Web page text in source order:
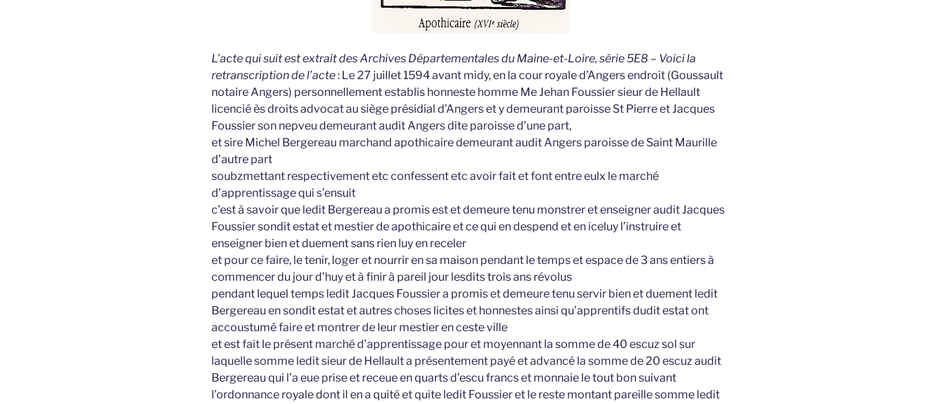
L’acte qui suit est extrait des Archives Départementales du Maine-et-Loire, série 5E8 – Voici la
retranscription de l’acte: Le 27 juillet 1594 avant midy, en la cour royale d’Angers endroit (Goussault
notaire Angers) personnellement establis honneste homme Me Jehan Foussier sieur de Hellault
licencié ès droits advocat au siège présidial d’Angers et y demeurant paroisse St Pierre et Jacques
Foussier son nepveu demeurant audit Angers dite paroisse d’une part,
et sire Michel Bergereau marchand apothicaire demeurant audit Angers paroisse de Saint Maurille
d’autre part
soubzmettant respectivement etc confessent etc avoir fait et font entre eulx le marché
d’apprentissage qui s’ensuit
c’est à savoir que ledit Bergereau a promis est et demeure tenu monstrer et enseigner audit Jacques
Foussier sondit estat et mestier de apothicaire et ce qui en despend et en iceluy l’instruire et
enseigner bien et duement sans rien luy en receler
et pour ce faire, le tenir, loger et nourrir en sa maison pendant le temps et espace de 3 ans entiers à
commencer du jour d’huy et à finir à pareil jour lesdits trois ans révolus
pendant lequel temps ledit Jacques Foussier a promis et demeure tenu servir bien et duement ledit
Bergereau en sondit estat et autres choses licites et honnestes ainsi qu’apprentifs dudit estat ont
accoustumé faire et montrer de leur mestier en ceste ville
et est fait le présent marché d’apprentissage pour et moyennant la somme de 40 escuz sol sur
laquelle somme ledit sieur de Hellault a présentement payé et advancé la somme de 20 escuz audit
Bergereau qui l’a eue prise et receue en quarts d’escu francs et monnaie le tout bon suivant
l’ordonnance royale dont il en a quité et quite ledit Foussier et le reste montant pareille somme ledit